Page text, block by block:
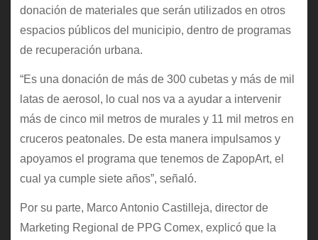
donación de materiales que serán utilizados en otros
espacios públicos del municipio, dentro de programas
de recuperación urbana.
“Es una donación de más de 300 cubetas y más de mil
latas de aerosol, lo cual nos va a ayudar a intervenir
más de cinco mil metros de murales y 11 mil metros en
cruceros peatonales. De esta manera impulsamos y
apoyamos el programa que tenemos de ZapopArt, el
cual ya cumple siete años”, señaló.
Por su parte, Marco Antonio Castilleja, director de
Marketing Regional de PPG Comex, explicó que la